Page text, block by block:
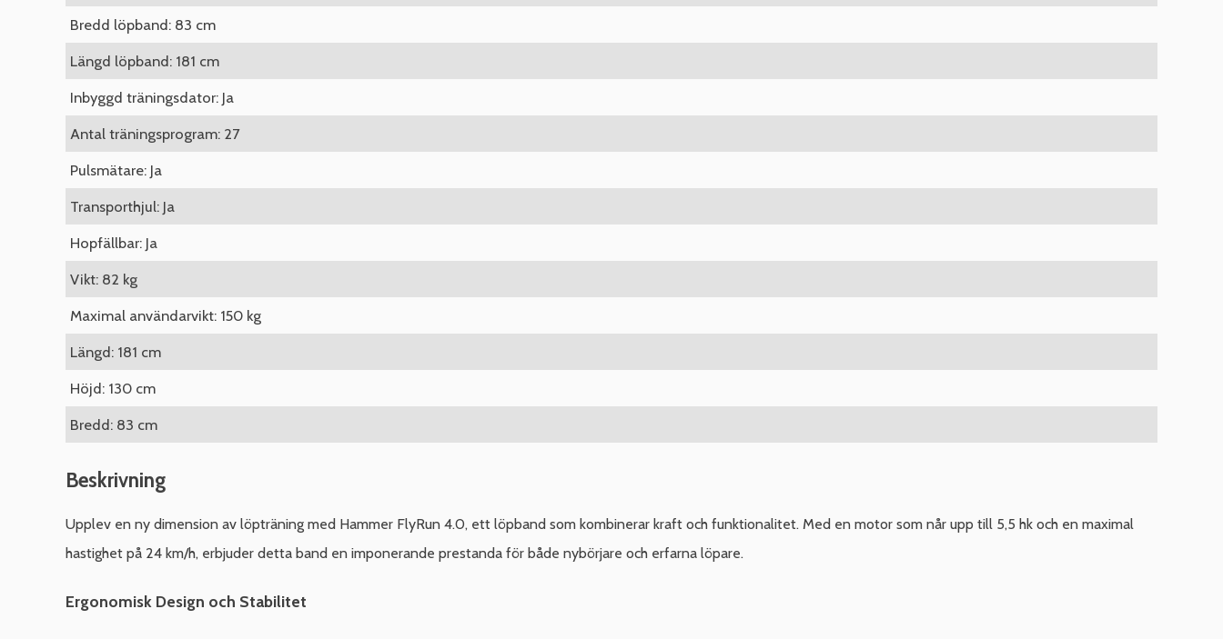
Bredd löpband: 83 cm
Längd löpband: 181 cm
Inbyggd träningsdator: Ja
Antal träningsprogram: 27
Pulsmätare: Ja
Transporthjul: Ja
Hopfällbar: Ja
Vikt: 82 kg
Maximal användarvikt: 150 kg
Längd: 181 cm
Höjd: 130 cm
Bredd: 83 cm
Beskrivning
Upplev en ny dimension av löpträning med Hammer FlyRun 4.0, ett löpband som kombinerar kraft och funktionalitet. Med en motor som når upp till 5,5 hk och en maximal
hastighet på 24 km/h, erbjuder detta band en imponerande prestanda för både nybörjare och erfarna löpare.
Ergonomisk Design och Stabilitet